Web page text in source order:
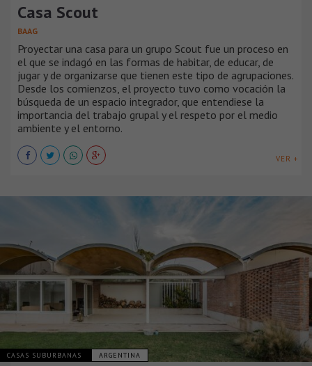
Casa Scout
BAAG
Proyectar una casa para un grupo Scout fue un proceso en
el que se indagó en las formas de habitar, de educar, de
jugar y de organizarse que tienen este tipo de agrupaciones.
Desde los comienzos, el proyecto tuvo como vocación la
búsqueda de un espacio integrador, que entendiese la
importancia del trabajo grupal y el respeto por el medio
ambiente y el entorno.
VER +
CASAS SUBURBANAS ARGENTINA